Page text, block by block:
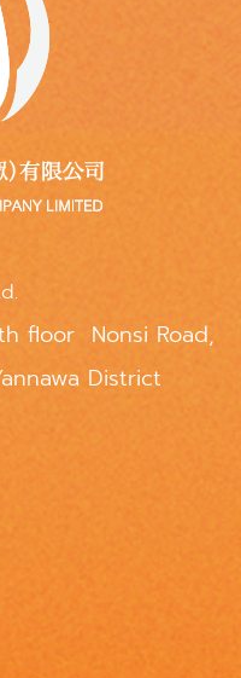
floor Nonsi Road,
District